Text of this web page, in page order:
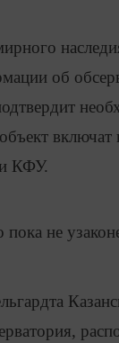
об
включат
КФУ.
не